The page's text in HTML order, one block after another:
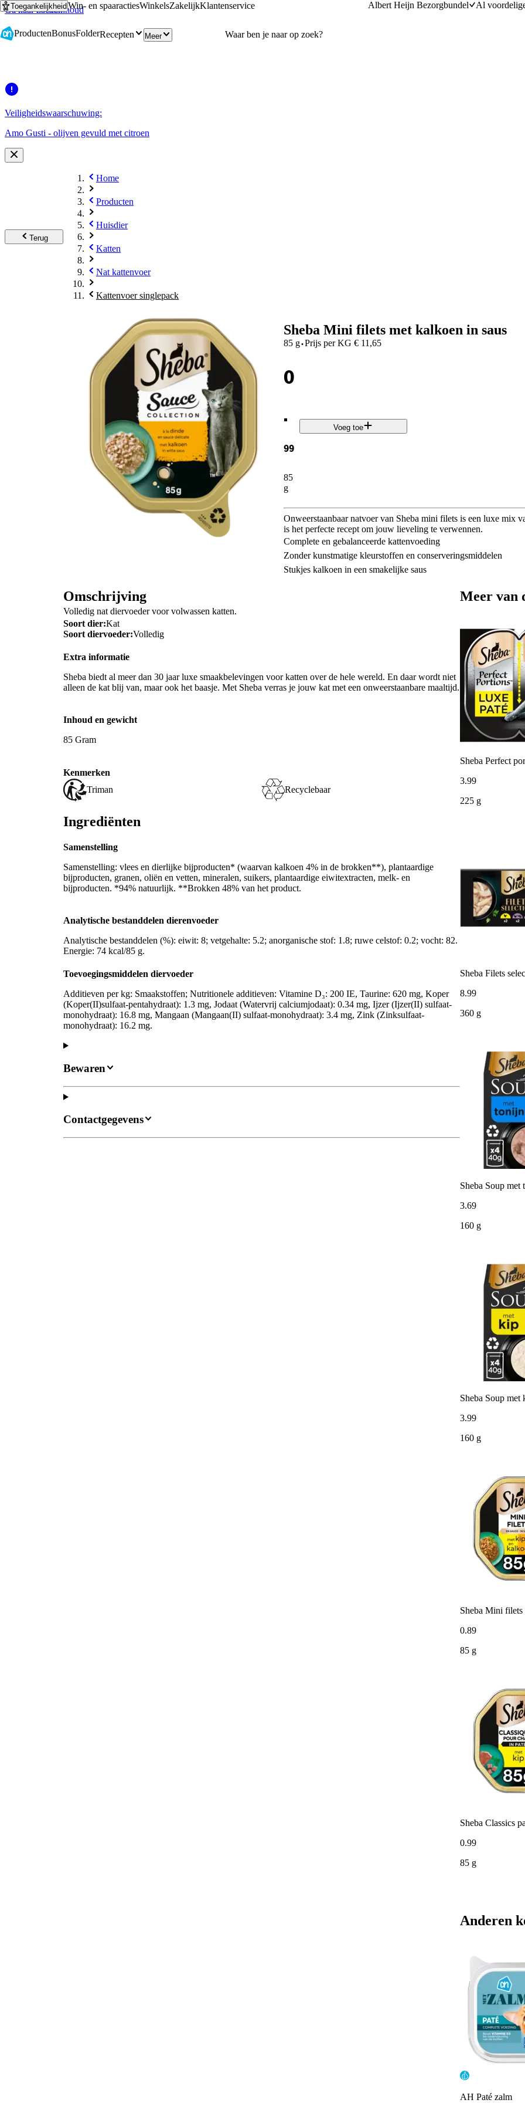
Ga naar hoofdinhoud
Ga naar zoeken
ToegankelijkheidWin- en spaaractiesWinkelsZakelijkKlantenservice Albert Heijn Bezorgbundel Al
ProductenBonusFolderRecepten Meer
Veiligheidswaarschuwing:
Amo Gusti - olijven gevuld met citroen
Terug
Home
Producten
Huisdier
Katten
Nat kattenvoer
Kattenvoer singlepack
Sheba Mini filets met kalkoen in saus
85 g·Prijs per KG € 11,65
0
.
99
85
g
Voeg toe
Onweerstaanbaar natvoer van Sheba mini filets is een luxe mix
is het perfecte recept om jouw lieveling te verwennen.
Complete en gebalanceerde kattenvoeding
Zonder kunstmatige kleurstoffen en conserveringsmiddelen
Stukjes kalkoen in een smakelijke saus
Omschrijving
Volledig nat diervoeder voor volwassen katten.
Soort dier:Kat
Soort diervoeder:Volledig
Extra informatie
Sheba biedt al meer dan 30 jaar luxe smaakbelevingen voor katten over de hele wereld. En daar wordt niet
alleen de kat blij van, maar ook het baasje. Met Sheba verras je jouw kat met een onweerstaanbare maaltijd.
Inhoud en gewicht
85 Gram
Kenmerken
Triman
Recyclebaar
Ingrediënten
Samenstelling
Samenstelling: vlees en dierlijke bijproducten* (waarvan kalkoen 4% in de brokken**), plantaardige
bijproducten, granen, oliën en vetten, mineralen, suikers, plantaardige eiwitextracten, melk- en
bijproducten. *94% natuurlijk. **Brokken 48% van het product.
Analytische bestanddelen dierenvoeder
Analytische bestanddelen (%): eiwit: 8; vetgehalte: 5.2; anorganische stof: 1.8; ruwe celstof: 0.2; vocht: 82.
Energie: 74 kcal/85 g.
Toevoegingsmiddelen diervoeder
Additieven per kg: Smaakstoffen; Nutritionele additieven: Vitamine D₃: 200 IE, Taurine: 620 mg, Koper
(Koper(II)sulfaat-pentahydraat): 1.3 mg, Jodaat (Watervrij calciumjodaat): 0.34 mg, Ijzer (Ijzer(II) sulfaat-
monohydraat): 16.8 mg, Mangaan (Mangaan(II) sulfaat-monohydraat): 3.4 mg, Zink (Zinksulfaat-
monohydraat): 16.2 mg.
Bewaren
Contactgegevens
Meer van
Sheba Perfect
3.99
225 g
Sheba Filets
8.99
360 g
Sheba Soup met
3.69
160 g
Sheba Soup met
3.99
160 g
Sheba Mini
0.89
85 g
Sheba Classics
0.99
85 g
Anderen
AH Paté zalm